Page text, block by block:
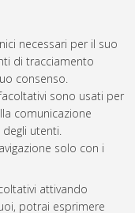
necessari per il suo
di tracciamento
consenso.
sono usati per
comunicazione
utenti.
solo con i
attivando
potrai esprimere